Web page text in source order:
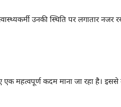
उनकी स्थिति पर लगातार नजर
महत्वपूर्ण कदम माना जा रहा है। इससे